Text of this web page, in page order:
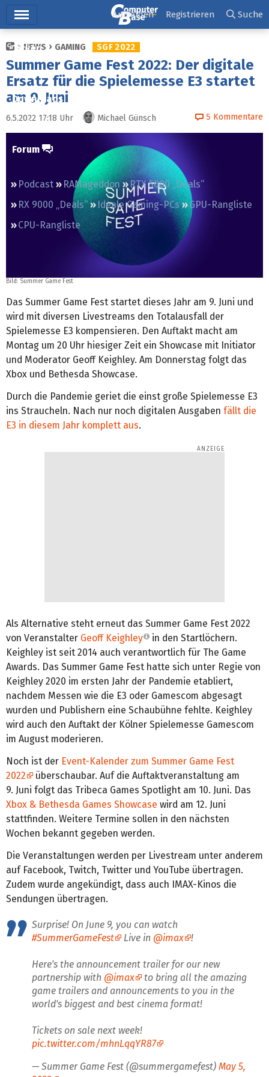
Ticker
Tests
Downloads
Preisvergleich
Forum
Podcast RAMageddon
RTX 5000 „Deals“
RX 9000 „Deals“
Ideale Gaming-PCs
GPU-Rangliste
CPU-Rangliste
Anmelden Registrieren Suche
NEWS GAMING SGF 2022
Summer Game Fest 2022: Der digitale
Ersatz für die Spielemesse E3 startet
am 9. Juni
6.5.2022 17:18 Uhr Michael Günsch 5 Kommentare
Bild: Summer Game Fest
Das Summer Game Fest startet dieses Jahr am 9. Juni und
wird mit diversen Livestreams den Totalausfall der
Spielemesse E3 kompensieren. Den Auftakt macht am
Montag um 20 Uhr hiesiger Zeit ein Showcase mit Initiator
und Moderator Geoff Keighley. Am Donnerstag folgt das
Xbox und Bethesda Showcase.
Durch die Pandemie geriet die einst große Spielemesse E3
ins Straucheln. Nach nur noch digitalen Ausgaben fällt die
E3 in diesem Jahr komplett aus.
Als Alternative steht erneut das Summer Game Fest 2022
von Veranstalter Geoff Keighley
in den Startlöchern.
Keighley ist seit 2014 auch verantwortlich für The Game
Awards. Das Summer Game Fest hatte sich unter Regie von
Keighley 2020 im ersten Jahr der Pandemie etabliert,
nachdem Messen wie die E3 oder Gamescom abgesagt
wurden und Publishern eine Schaubühne fehlte. Keighley
wird auch den Auftakt der Kölner Spielemesse Gamescom
im August moderieren.
Noch ist der Event-Kalender zum Summer Game Fest
2022
überschaubar. Auf die Auftaktveranstaltung am
9. Juni folgt das Tribeca Games Spotlight am 10. Juni. Das
Xbox & Bethesda Games Showcase wird am 12. Juni
stattfinden. Weitere Termine sollen in den nächsten
Wochen bekannt gegeben werden.
Die Veranstaltungen werden per Livestream unter anderem
auf Facebook, Twitch, Twitter und YouTube übertragen.
Zudem wurde angekündigt, dass auch IMAX-Kinos die
Sendungen übertragen.
Surprise! On June 9, you can watch
#SummerGameFest
Live in @imax !
Here's the announcement trailer for our new
partnership with @imax
to bring all the amazing
game trailers and announcements to you in the
world's biggest and best cinema format!
Tickets on sale next week!
pic.twitter.com/mhnLqqYR87
— Summer Game Fest (@summergamefest)May 5,